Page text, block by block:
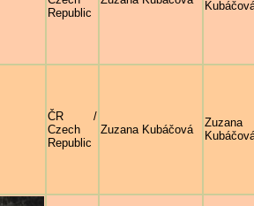
Republic
ČR /
Czech
Republic
Zuzana Kubáčová
Zuzana